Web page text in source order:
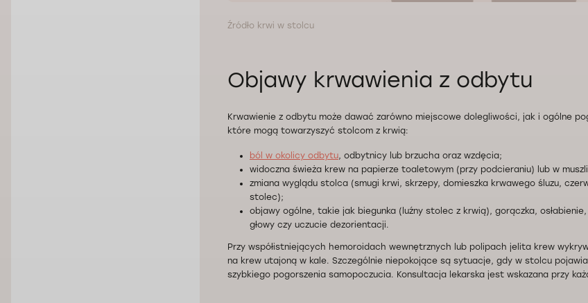
Źródło krwi w stolcu
Objawy krwawienia z odbytu
Krwawienie z odbytu może dawać zarówno miejscowe dolegliwości, jak i ogólne
które mogą towarzyszyć stolcom z krwią:
ból w okolicy odbytu, odbytnicy lub brzucha oraz wzdęcia;
widoczna świeża krew na papierze toaletowym (przy podcieraniu) lub w
zmiana wyglądu stolca (smugi krwi, skrzepy, domieszka krwawego śluzu,
stolec);
objawy ogólne, takie jak biegunka (luźny stolec z krwią), gorączka,
głowy czy uczucie dezorientacji.
Przy współistniejących hemoroidach wewnętrznych lub polipach jelita krew
na krew utajoną w kale. Szczególnie niepokojące są sytuacje, gdy w stolcu
szybkiego pogorszenia samopoczucia. Konsultacja lekarska jest wskazana przy